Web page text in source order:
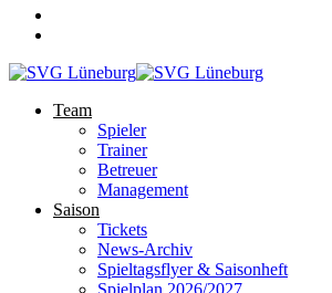
Team
Spieler
Trainer
Betreuer
Management
Saison
Tickets
News-Archiv
Spieltagsflyer & Saisonheft
Spielplan 2026/2027